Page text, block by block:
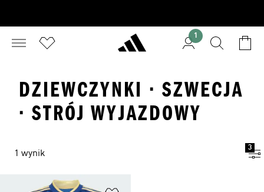
1
DZIEWCZYNKI · SZWECJA
· STRÓJ WYJAZDOWY
1 wynik
3